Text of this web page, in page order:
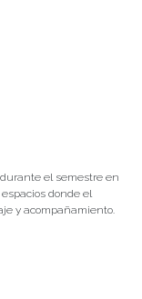
el semestre en
donde el
y acompañamiento.